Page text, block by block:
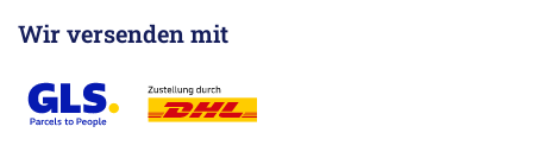
Wir versenden mit